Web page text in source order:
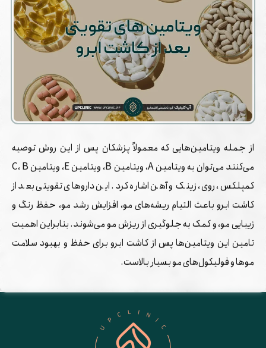
از جمله ویتامین‌هایی که معمولاً پزشکان پس از این روش توصیه
می‌کنند می‌توان به ویتامین A، ویتامین B، ویتامین E، ویتامین C، B
کمپلکس، روی، زینک و آهن اشاره کرد. این داروهای تقویتی بعد از
کاشت ابرو باعث التیام ریشه‌های مو، افزایش رشد مو، حفظ رنگ و
زیبایی مو، و کمک به جلوگیری از ریزش مو می‌شوند. بنابراین اهمیت
تامین این ویتامین‌ها پس از کاشت ابرو برای حفظ و بهبود سلامت
موها و فولیکول‌های مو بسیار بالاست.